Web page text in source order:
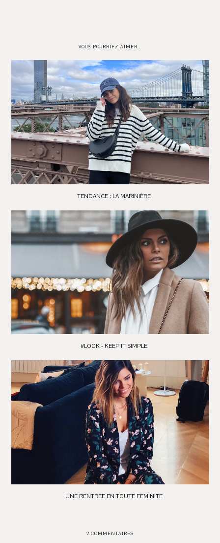
VOUS POURRIEZ AIMER...
TENDANCE : LA MARINIÈRE
#LOOK - KEEP IT SIMPLE
UNE RENTREE EN TOUTE FEMINITE
2 COMMENTAIRES